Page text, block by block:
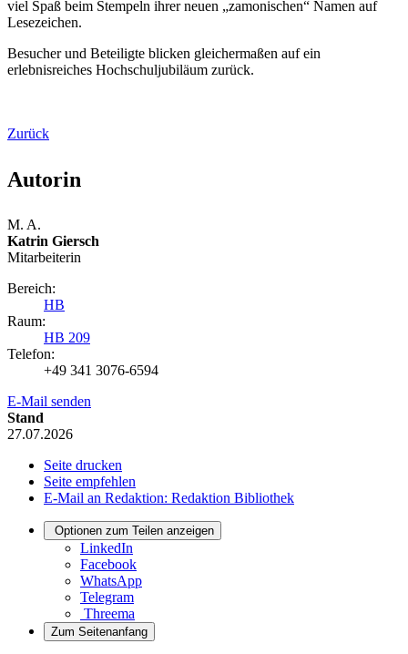
viel Spaß beim Stempeln ihrer neuen „zamonischen“ Namen auf
Lesezeichen.
Besucher und Beteiligte blicken gleichermaßen auf ein
erlebnisreiches Hochschuljubiläum zurück.
Zurück
Autorin
M. A.
Katrin Giersch
Mitarbeiterin
Bereich:
HB
Raum:
HB 209
Telefon:
+49 341 3076-6594
E-Mail senden
Stand
27.07.2026
Seite drucken
Seite empfehlen
E-Mail an Redaktion: Redaktion Bibliothek
Optionen zum Teilen anzeigen
LinkedIn
Facebook
WhatsApp
Telegram
Threema
Zum Seitenanfang